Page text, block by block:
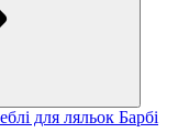
для ляльок Барбі